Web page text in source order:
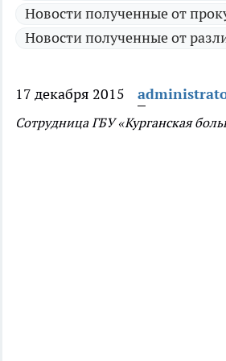
Новости полученные от
Новости полученные от
17 декабря 2015
Сотрудница ГБУ «Курганская